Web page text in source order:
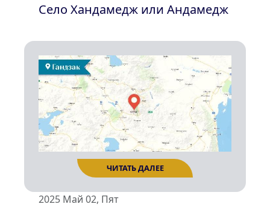
Село Хандамедж или Андамедж
2025 Май 02, Пят